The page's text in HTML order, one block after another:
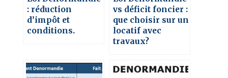
: réduction
d’impôt et
conditions.
vs déficit foncier :
que choisir sur un
locatif avec
travaux?